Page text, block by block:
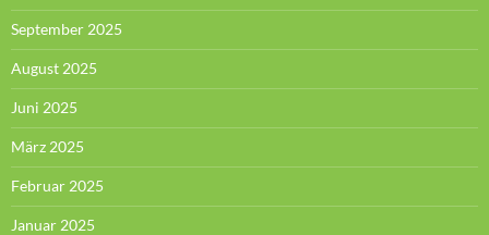
September 2025
August 2025
Juni 2025
März 2025
Februar 2025
Januar 2025